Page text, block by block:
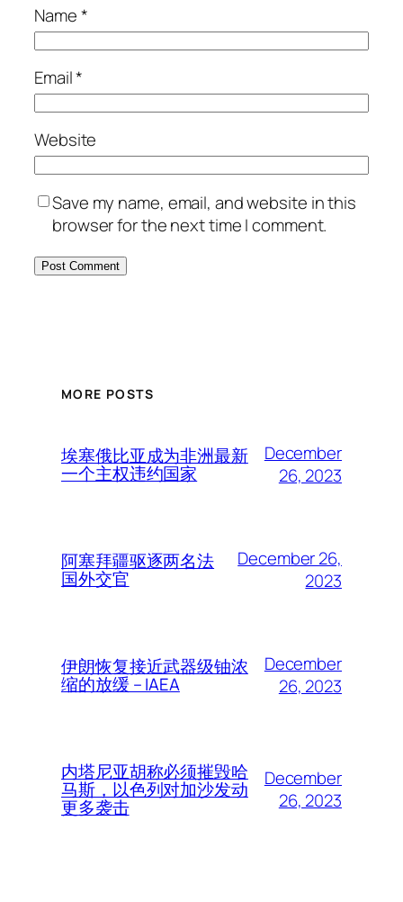
Name*
Email*
Website
Save my name, email, and website in this
browser for the next time I comment.
MORE POSTS
埃塞俄比亚成为非洲最新
一个主权违约国家
December
26, 2023
阿塞拜疆驱逐两名法
国外交官
December 26,
2023
伊朗恢复接近武器级铀浓
缩的放缓 – IAEA
December
26, 2023
内塔尼亚胡称必须摧毁哈
马斯，以色列对加沙发动
更多袭击
December
26, 2023